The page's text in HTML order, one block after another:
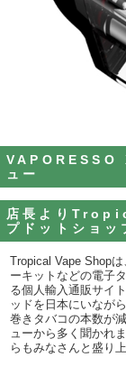
VAPORESSO
ュー
店長より
プドットショッ
Tropical Vape Shop
ーキットなどの電子
る個人輸入通販サイ
ッドを日本にいなが
巻きタバコの本数が
ューから多く聞かれ
らもみなさんと盛り